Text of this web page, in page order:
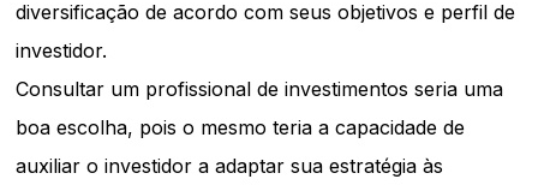
diversificação de acordo com seus objetivos e perfil de
investidor.
Consultar um profissional de investimentos seria uma
boa escolha, pois o mesmo teria a capacidade de
auxiliar o investidor a adaptar sua estratégia às